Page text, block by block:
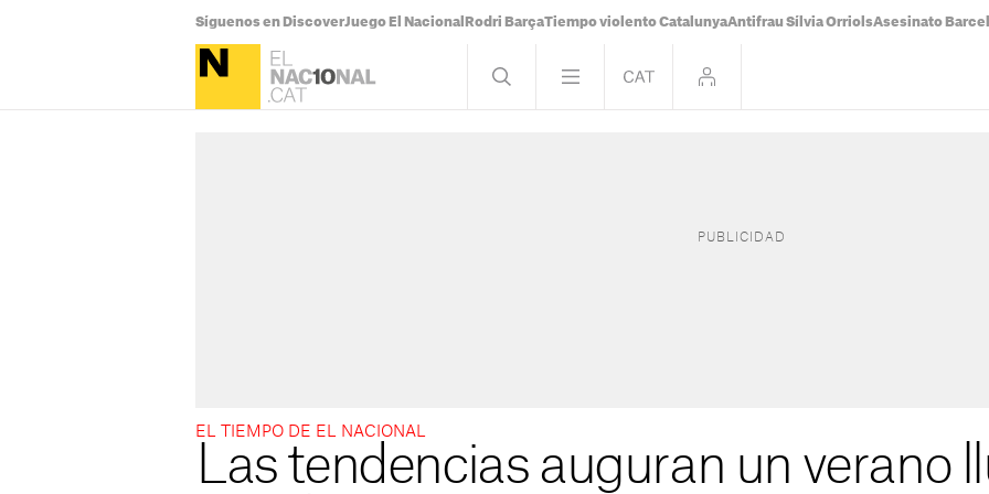
Síguenos en DiscoverJuego El Nacional Rodri BarçaTiempo violento CatalunyaAntifrau Sílvia OrriolsAsesinato
EL TIEMPO DE EL NACIONAL
Las tendencias auguran un verano